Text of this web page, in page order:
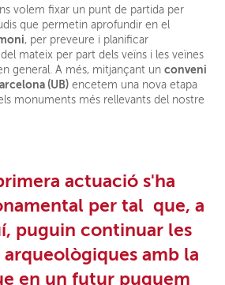
volem fixar un punt de partida per
que permetin aprofundir en el
, per preveure i planificar
mateix per part dels veïns i les veïnes
general. A més, mitjançant unconveni
(UB) encetem una nova etapa
monuments més rellevants del nostre
actuació s'ha
per tal que, a
puguin continuar les
arqueològiques amb la
en un futur puguem